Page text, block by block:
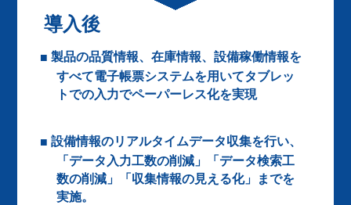
導入後
製品の品質情報、在庫情報、設備稼働情報を
すべて電子帳票システムを用いてタブレッ
トでの入力でペーパーレス化を実現
設備情報のリアルタイムデータ収集を行い、
「データ入力工数の削減」「データ検索工
数の削減」「収集情報の見える化」までを
実施。